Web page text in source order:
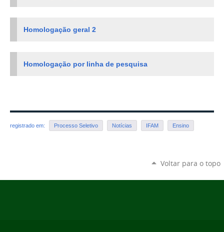
Homologação geral 2
Homologação por linha de pesquisa
registrado em: Processo Seletivo Notícias IFAM Ensino
Voltar para o topo